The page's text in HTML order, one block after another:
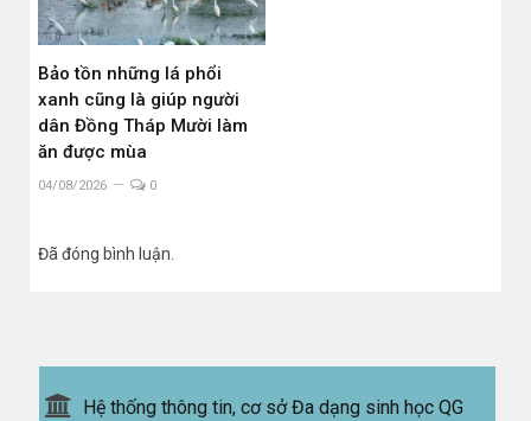
Bảo tồn những lá phổi
xanh cũng là giúp người
dân Đồng Tháp Mười làm
ăn được mùa
04/08/2026 0
Đã đóng bình luận.
Hệ thống thông tin, cơ sở Đa dạng sinh học QG